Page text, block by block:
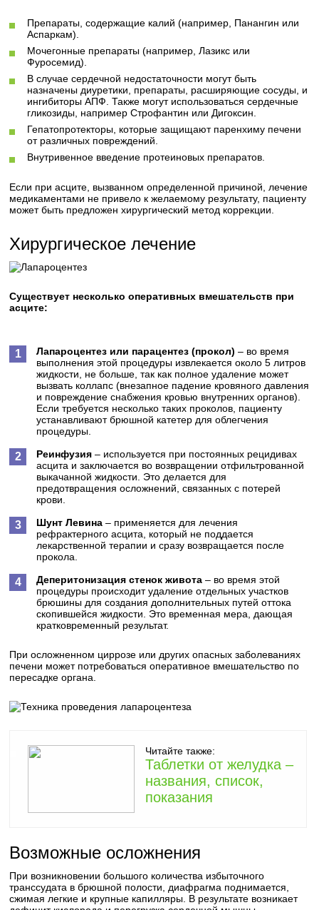
Препараты, содержащие калий (например, Панангин или
Аспаркам).
Мочегонные препараты (например, Лазикс или
Фуросемид).
В случае сердечной недостаточности могут быть
назначены диуретики, препараты, расширяющие сосуды, и
ингибиторы АПФ. Также могут использоваться сердечные
гликозиды, например Строфантин или Дигоксин.
Гепатопротекторы, которые защищают паренхиму печени
от различных повреждений.
Внутривенное введение протеиновых препаратов.
Если при асците, вызванном определенной причиной, лечение
медикаментами не привело к желаемому результату, пациенту
может быть предложен хирургический метод коррекции.
Хирургическое лечение
Существует несколько оперативных вмешательств при
асците:
Лапароцентез или парацентез (прокол) – во время
выполнения этой процедуры извлекается около 5 литров
жидкости, не больше, так как полное удаление может
вызвать коллапс (внезапное падение кровяного давления
и повреждение снабжения кровью внутренних органов).
Если требуется несколько таких проколов, пациенту
устанавливают брюшной катетер для облегчения
процедуры.
Реинфузия – используется при постоянных рецидивах
асцита и заключается во возвращении отфильтрованной
выкачанной жидкости. Это делается для
предотвращения осложнений, связанных с потерей
крови.
Шунт Левина – применяется для лечения
рефрактерного асцита, который не поддается
лекарственной терапии и сразу возвращается после
прокола.
Деперитонизация стенок живота – во время этой
процедуры происходит удаление отдельных участков
брюшины для создания дополнительных путей оттока
скопившейся жидкости. Это временная мера, дающая
кратковременный результат.
При осложненном циррозе или других опасных заболеваниях
печени может потребоваться оперативное вмешательство по
пересадке органа.
Читайте также:
Таблетки от желудка –
названия, список,
показания
Возможные осложнения
При возникновении большого количества избыточного
транссудата в брюшной полости, диафрагма поднимается,
сжимая легкие и крупные капилляры. В результате возникает